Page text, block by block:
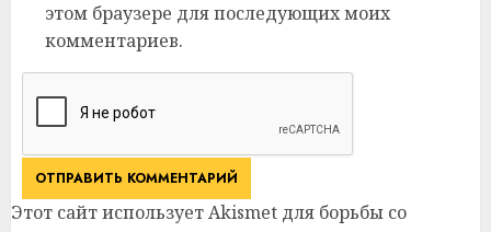
этом браузере для последующих моих
комментариев.
Этот сайт использует Akismet для борьбы со